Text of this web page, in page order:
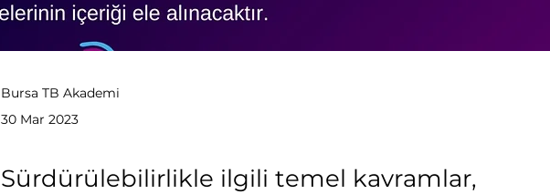
Bursa TB Akademi
30 Mar 2023
Sürdürülebilirlikle ilgili temel kavramlar,